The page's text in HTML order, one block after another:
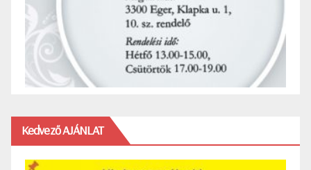
Kedvező AJÁNLAT